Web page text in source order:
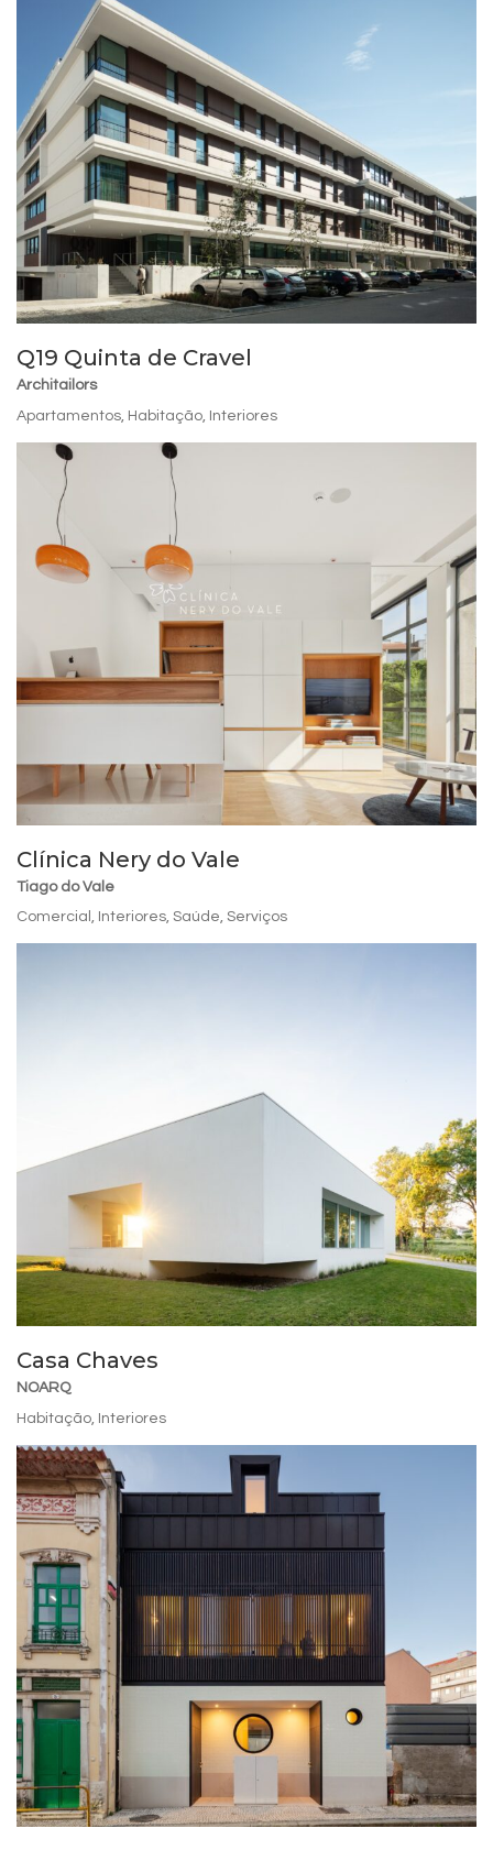
Q19 Quinta de Cravel
Architailors
Apartamentos, Habitação, Interiores
Clínica Nery do Vale
Tiago do Vale
Comercial , Interiores, Saúde, Serviços
Casa Chaves
NOARQ
Habitação Interiores